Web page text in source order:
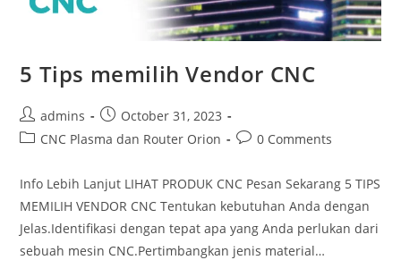
5 Tips memilih Vendor CNC
Post
author:
admins
Post
published:
October 31, 2023
PostCNC Plasma dan Router Orion
Post0 Comments
Info Lebih Lanjut LIHAT PRODUK CNC Pesan Sekarang 5 TIPS
MEMILIH VENDOR CNC Tentukan kebutuhan Anda dengan
Jelas.Identifikasi dengan tepat apa yang Anda perlukan dari
sebuah mesin CNC.Pertimbangkan jenis material…